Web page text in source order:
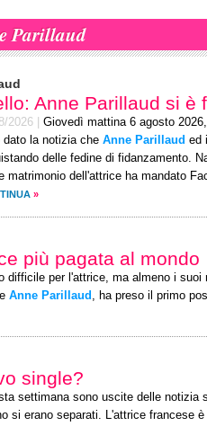
Parillaud
Anne Parillaud si è
2026
Giovedì mattina 6 agosto
dato la notizia che Anne Parillaud ed
delle fedine di fidanzamento.
matrimonio dell'attrice ha mandato
»
più pagata al mondo
difficile per l'attrice, ma almeno i suoi
Anne Parillaud , ha preso il primo
single?
settimana sono uscite delle notizia
si erano separati. L'attrice francese